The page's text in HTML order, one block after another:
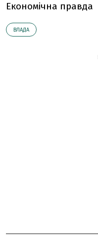
Економічна правда
ВЛАДА